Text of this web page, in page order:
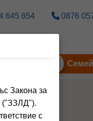
645 654 0876
Закона за
("ЗЗЛД").
с